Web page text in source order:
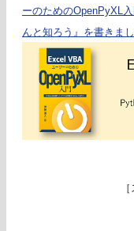
ーのためのOpenPyXL
んと知ろう』を書きまし